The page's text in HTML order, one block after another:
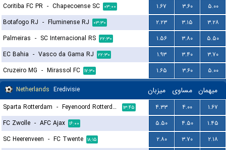
Coritiba FC PR - Chapecoense SC ۰۳:۰۰ ۱.۶۷ ۳.۶۰
۵.۰۰
Botafogo RJ - Fluminense RJ ۰۳:۳۰ ۲.۲۳ ۳.۱۵
۳.۲۸
Palmeiras - SC Internacional RS ۲۲:۳۰ ۱.۵۶ ۳.۸۰
۵.۵۰
EC Bahia - Vasco da Gama RJ ۲۲:۳۰ ۱.۹۳ ۳.۴۰
۳.۷۰
Cruzeiro MG - Mirassol FC ۱۷:۳۰ ۱.۶۵ ۳.۶۰
۵.۰۰
Netherlands Eredivisie میزبان مساوی میهمان
Sparta Rotterdam - Feyenoord Rotterdam ۱۳:۴۵ ۴.۳۳ ۴.۰۰
۱.۶۷
FC Zwolle - AFC Ajax ۱۶:۰۰ ۵.۵۰ ۴.۵۰
۱.۴۵
SC Heerenveen - FC Twente ۱۸:۱۵ ۲.۸۰ ۳.۷۰
۲.۱۸